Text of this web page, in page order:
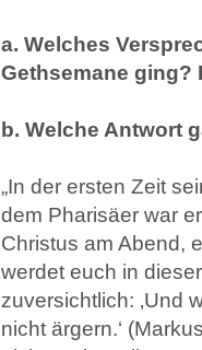
a. Welches
Gethsemane ging?
b. Welche Antwort
„In der ersten Zeit
dem Pharisäer war
Christus am Abend,
werdet euch in
zuversichtlich: ‚Und
nicht ärgern.‘